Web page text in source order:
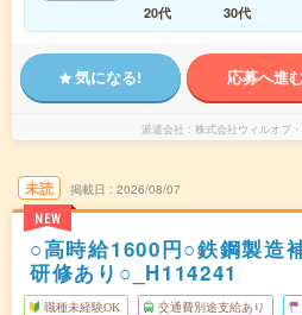
20代
30代
気になる! 応募へ進
派遣会社 株式会社ウィルオブ
未読
NEW
掲載日 2026/08/07
○高時給1600円○鉄鋼製造
研修あり○_H114241
職種未経験OK 交通費別途支給あり